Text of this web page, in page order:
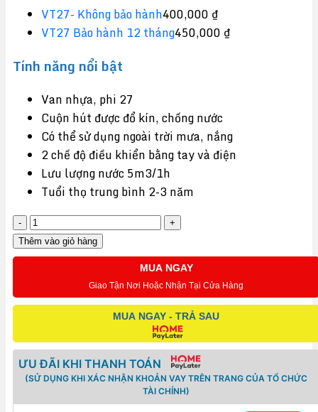
VT27- Không bảo hành400,000 ₫
VT27 Bảo hành 12 tháng450,000 ₫
Tính năng nổi bật
Van nhựa, phi 27
Cuộn hút được đổ kín, chống nước
Có thể sử dụng ngoài trời mưa, nắng
2 chế độ điều khiển bằng tay và điện
Lưu lượng nước 5m3/1h
Tuổi thọ trung bình 2-3 năm
VT27-
VAN
ĐIỆN
DÙNG
TIÊU-
ĐƯỜNG
KÍNH
27-
Thêm vào giỏ hàng
MUA NGAY
Giao Tận Nơi Hoặc Nhận Tại Cửa Hàng
MUA NGAY - TRẢ SAU
ƯU ĐÃI KHI THANH TOÁN
(SỬ DỤNG KHI XÁC NHẬN KHOẢN VAY TRÊN TRANG CỦA TỔ CHỨC
TÀI CHÍNH)